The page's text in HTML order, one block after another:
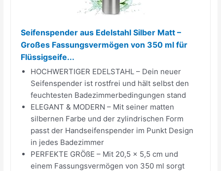
Seifenspender aus Edelstahl Silber Matt –
Großes Fassungsvermögen von 350 ml für
Flüssigseife...
HOCHWERTIGER EDELSTAHL – Dein neuer
Seifenspender ist rostfrei und hält selbst den
feuchtesten Badezimmerbedingungen stand
ELEGANT & MODERN – Mit seiner matten
silbernen Farbe und der zylindrischen Form
passt der Handseifenspender im Punkt Design
in jedes Badezimmer
PERFEKTE GRÖßE – Mit 20,5 x 5,5 cm und
einem Fassungsvermögen von 350 ml sorgt